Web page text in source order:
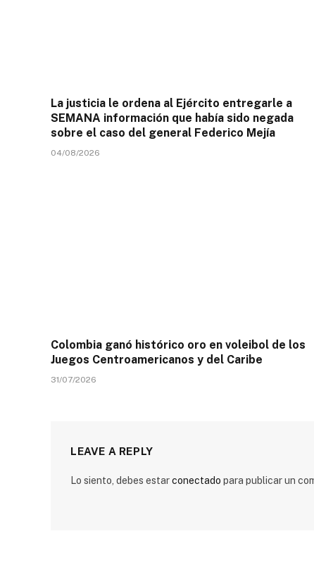
La justicia le ordena al Ejército entregarle a
SEMANA información que había sido negada
sobre el caso del general Federico Mejía
04/08/2026
Colombia ganó histórico oro en voleibol de los
Juegos Centroamericanos y del Caribe
31/07/2026
LEAVE A REPLY
Lo siento, debes estarconectado para publicar un